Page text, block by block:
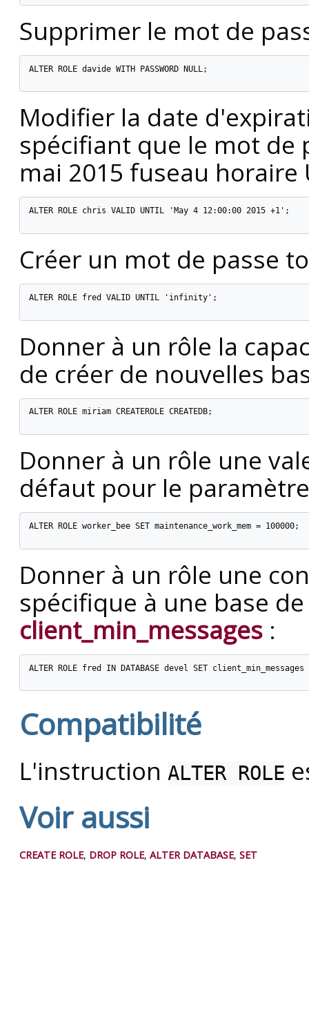
Supprimer le mot de
ALTER ROLE davide WITH PASSWORD NULL;
Modifier la date
spécifiant que le mot de
mai 2015 fuseau horaire
ALTER ROLE chris VALID UNTIL 'May 4 12:00:00 2015 +1';
Créer un mot de passe
ALTER ROLE fred VALID UNTIL 'infinity';
Donner à un rôle la
de créer de nouvelles
ALTER ROLE miriam CREATEROLE CREATEDB;
Donner à un rôle une
défaut pour le
ALTER ROLE worker_bee SET maintenance_work_mem = 100000;
Donner à un rôle une
spécifique à une base
client_min_messages :
ALTER ROLE fred IN DATABASE devel SET client_min_messages
Compatibilité
L'instruction ALTER ROLE
Voir aussi
CREATE ROLE, DROP ROLE, ALTER DATABASE, SET